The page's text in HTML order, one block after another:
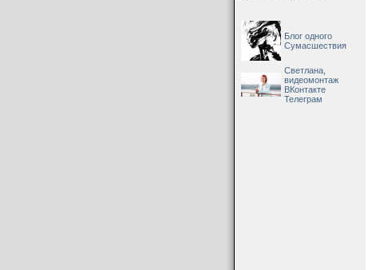
Блог одного
Сумасшествия
Светлана,
видеомонтаж
ВКонтакте
Телеграм